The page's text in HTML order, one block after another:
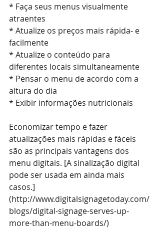
* Faça seus menus visualmente
atraentes
* Atualize os preços mais rápida- e
facilmente
* Atualize o conteúdo para
diferentes locais simultaneamente
* Pensar o menu de acordo com a
altura do dia
* Exibir informações nutricionais
Economizar tempo e fazer
atualizações mais rápidas e fáceis
são as principais vantagens dos
menu digitais. [A sinalização digital
pode ser usada em ainda mais
casos.]
(http://www.digitalsignagetoday.com/
blogs/digital-signage-serves-up-
more-than-menu-boards/)